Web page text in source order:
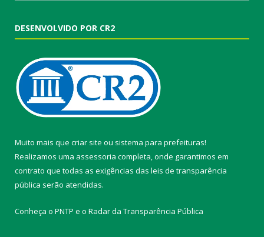
DESENVOLVIDO POR CR2
Muito mais que criar site ou sistema para prefeituras!
Realizamos uma assessoria completa, onde garantimos em
contrato que todas as exigências das leis de transparência
pública serão atendidas.
Conheça o PNTP e o Radar da Transparência Pública